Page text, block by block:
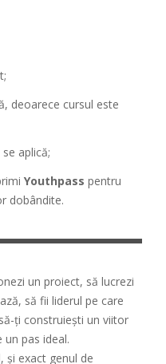
deoarece cursul este
se aplică;
Youthpass pentru
dobândite.
un proiect, să lucrezi
să fii liderul pe care
ți construiești un viitor
pas ideal.
și exact genul de